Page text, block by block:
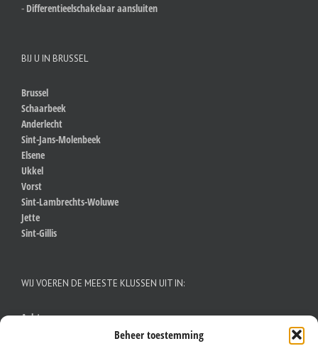
Beheer toestemming
- Differentieelschakelaar aansluiten
BIJ U IN BRUSSEL
Brussel
Schaarbeek
Anderlecht
Sint-Jans-Molenbeek
Elsene
Ukkel
Vorst
Sint-Lambrechts-Woluwe
Jette
Sint-Gillis
WIJ VOEREN DE MEESTE KLUSSEN UIT IN:
Aalst